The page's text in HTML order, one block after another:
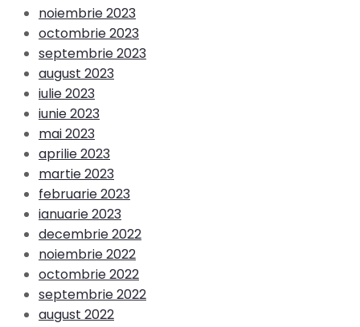
noiembrie 2023
octombrie 2023
septembrie 2023
august 2023
iulie 2023
iunie 2023
mai 2023
aprilie 2023
martie 2023
februarie 2023
ianuarie 2023
decembrie 2022
noiembrie 2022
octombrie 2022
septembrie 2022
august 2022